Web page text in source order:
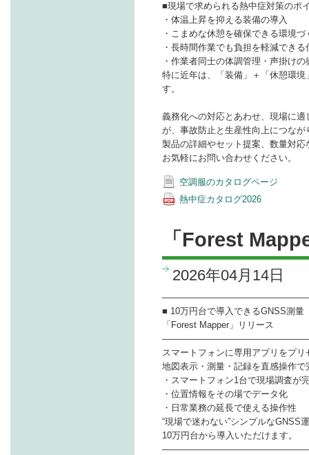
■現場で求められる熱中症対策のポ
・体温上昇を抑える装備の導入
・こまめな休憩を確保できる環境づ
・長時間作業でも負担を軽減でき
・作業者同士の体調管理・声掛けの
特に近年は、「装備」＋「休憩環
す。
義務化への対応とあわせ、現場に
が、事故防止と生産性向上につなが
製品の詳細やセット提案、数量対
お気軽にお問い合わせください。
空調服のカタログページ
熱中症カタログ2026
「Forest
2026年04月14日
■ 10万円台で導入できるGNSS測量
「Forest Mapper」リリース
スマートフォンに専用アプリをプリ
地図表示・測量・記録を直感操作で
・スマートフォン1台で現場調査が
・位置情報をその場でデータ化
・日常業務の延長で使える操作性
“現場で迷わない”シンプルなGNSS
10万円台から導入いただけます。